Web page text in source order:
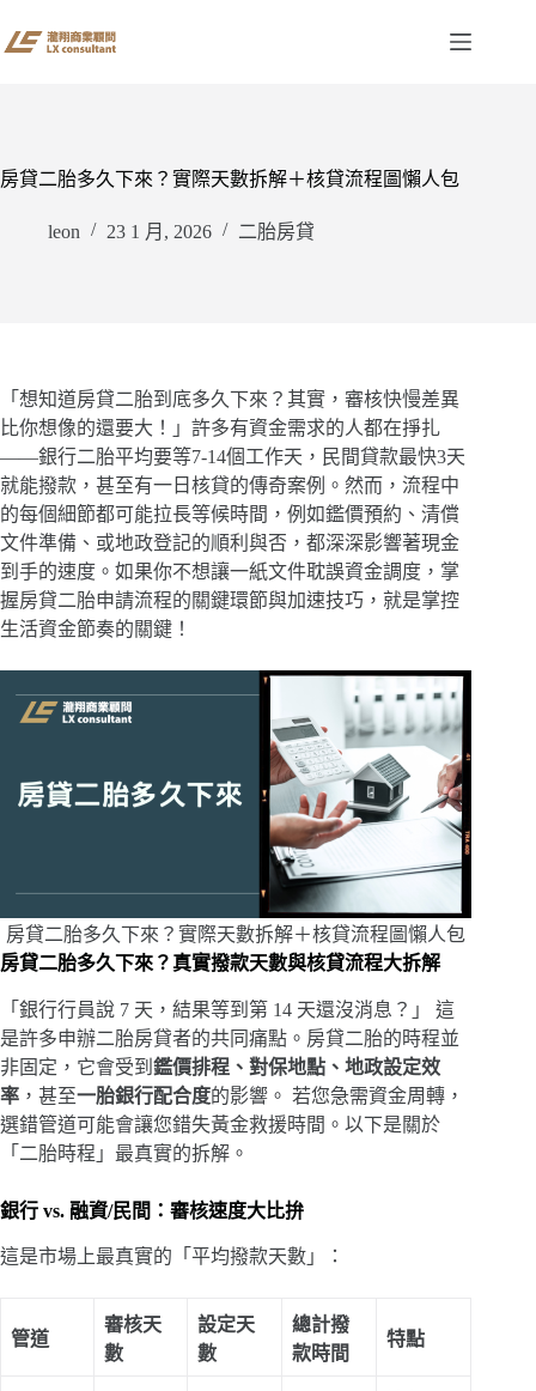
至
房貸二胎多久下來？實際天數拆解＋核貸流程圖懶人包
leon 23 1 月, 2026 二胎房貸
「想知道房貸二胎到底多久下來？其實，審核快慢差異
比你想像的還要大！」許多有資金需求的人都在掙扎
——銀行二胎平均要等7-14個工作天，民間貸款最快3天
就能撥款，甚至有一日核貸的傳奇案例。然而，流程中
的每個細節都可能拉長等候時間，例如鑑價預約、清償
文件準備、或地政登記的順利與否，都深深影響著現金
到手的速度。如果你不想讓一紙文件耽誤資金調度，掌
握房貸二胎申請流程的關鍵環節與加速技巧，就是掌控
生活資金節奏的關鍵！
房貸二胎多久下來？實際天數拆解＋核貸流程圖懶人包
房貸二胎多久下來？真實撥款天數與核貸流程大拆解
「銀行行員說 7 天，結果等到第 14 天還沒消息？」 這
是許多申辦二胎房貸者的共同痛點。房貸二胎的時程並
非固定，它會受到 鑑價排程、對保地點、地政設定效
率 ，甚至一胎銀行配合度的影響。 若您急需資金周轉，
選錯管道可能會讓您錯失黃金救援時間。以下是關於
「二胎時程」最真實的拆解。
銀行 vs. 融資/民間：審核速度大比拚
這是市場上最真實的「平均撥款天數」：
管道
審核天
數
設定天
數
總計撥
款時間
特點